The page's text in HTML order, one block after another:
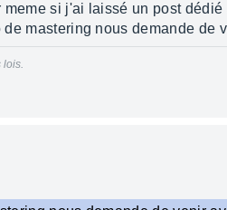
si j'ai laissé un post
mastering nous demande
lois.